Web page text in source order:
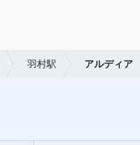
羽村駅 アルディア